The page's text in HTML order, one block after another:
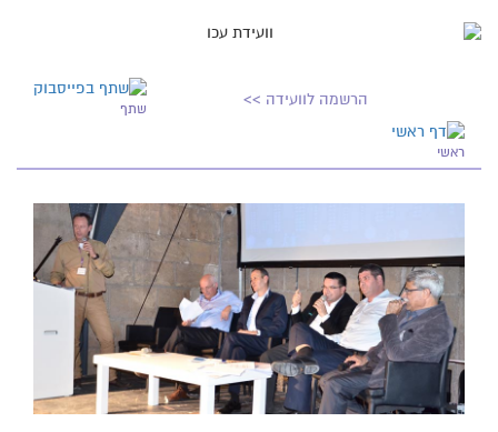
שתף
הרשמה לוועידה >>
ראשי